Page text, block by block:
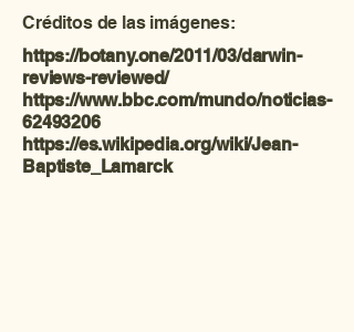
Créditos de las imágenes:
https://botany.one/2011/03/darwin-
reviews-reviewed/
https://www.bbc.com/mundo/noticias-
62493206
https://es.wikipedia.org/wiki/Jean-
Baptiste_Lamarck